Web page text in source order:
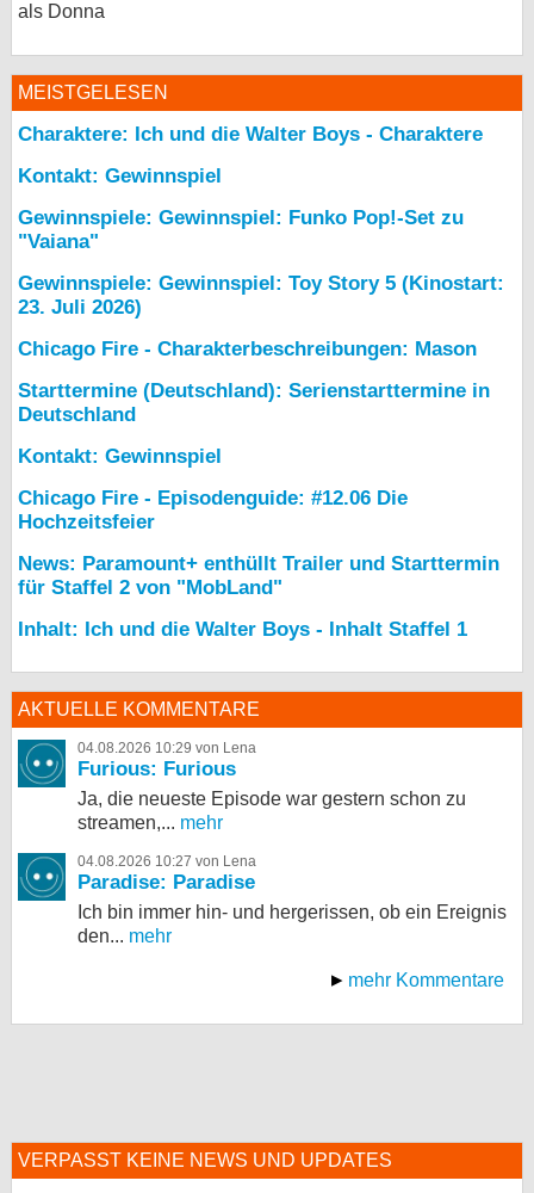
als Donna
MEISTGELESEN
Charaktere: Ich und die Walter Boys - Charaktere
Kontakt: Gewinnspiel
Gewinnspiele: Gewinnspiel: Funko Pop!-Set zu
"Vaiana"
Gewinnspiele: Gewinnspiel: Toy Story 5 (Kinostart:
23. Juli 2026)
Chicago Fire - Charakterbeschreibungen: Mason
Starttermine (Deutschland): Serienstarttermine in
Deutschland
Kontakt: Gewinnspiel
Chicago Fire - Episodenguide: #12.06 Die
Hochzeitsfeier
News: Paramount+ enthüllt Trailer und Starttermin
für Staffel 2 von "MobLand"
Inhalt: Ich und die Walter Boys - Inhalt Staffel 1
AKTUELLE KOMMENTARE
04.08.2026 10:29 von Lena
Furious: Furious
Ja, die neueste Episode war gestern schon zu
streamen,... mehr
04.08.2026 10:27 von Lena
Paradise: Paradise
Ich bin immer hin- und hergerissen, ob ein Ereignis
den... mehr
mehr Kommentare
VERPASST KEINE NEWS UND UPDATES